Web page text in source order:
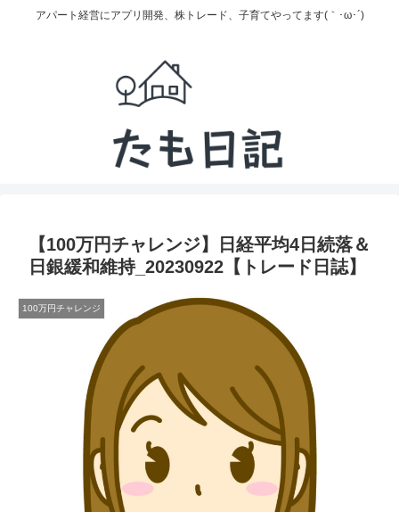
アパート経営にアプリ開発、株トレード、子育てやってます(｀･ω･´)
【100万円チャレンジ】日経平均4日続落＆
日銀緩和維持_20230922【トレード日誌】
100万円チャレンジ